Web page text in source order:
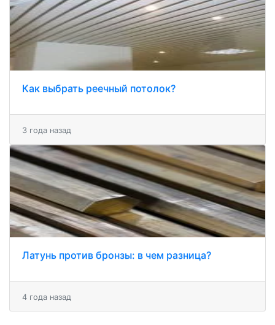
Как выбрать реечный потолок?
3 года назад
Латунь против бронзы: в чем разница?
4 года назад